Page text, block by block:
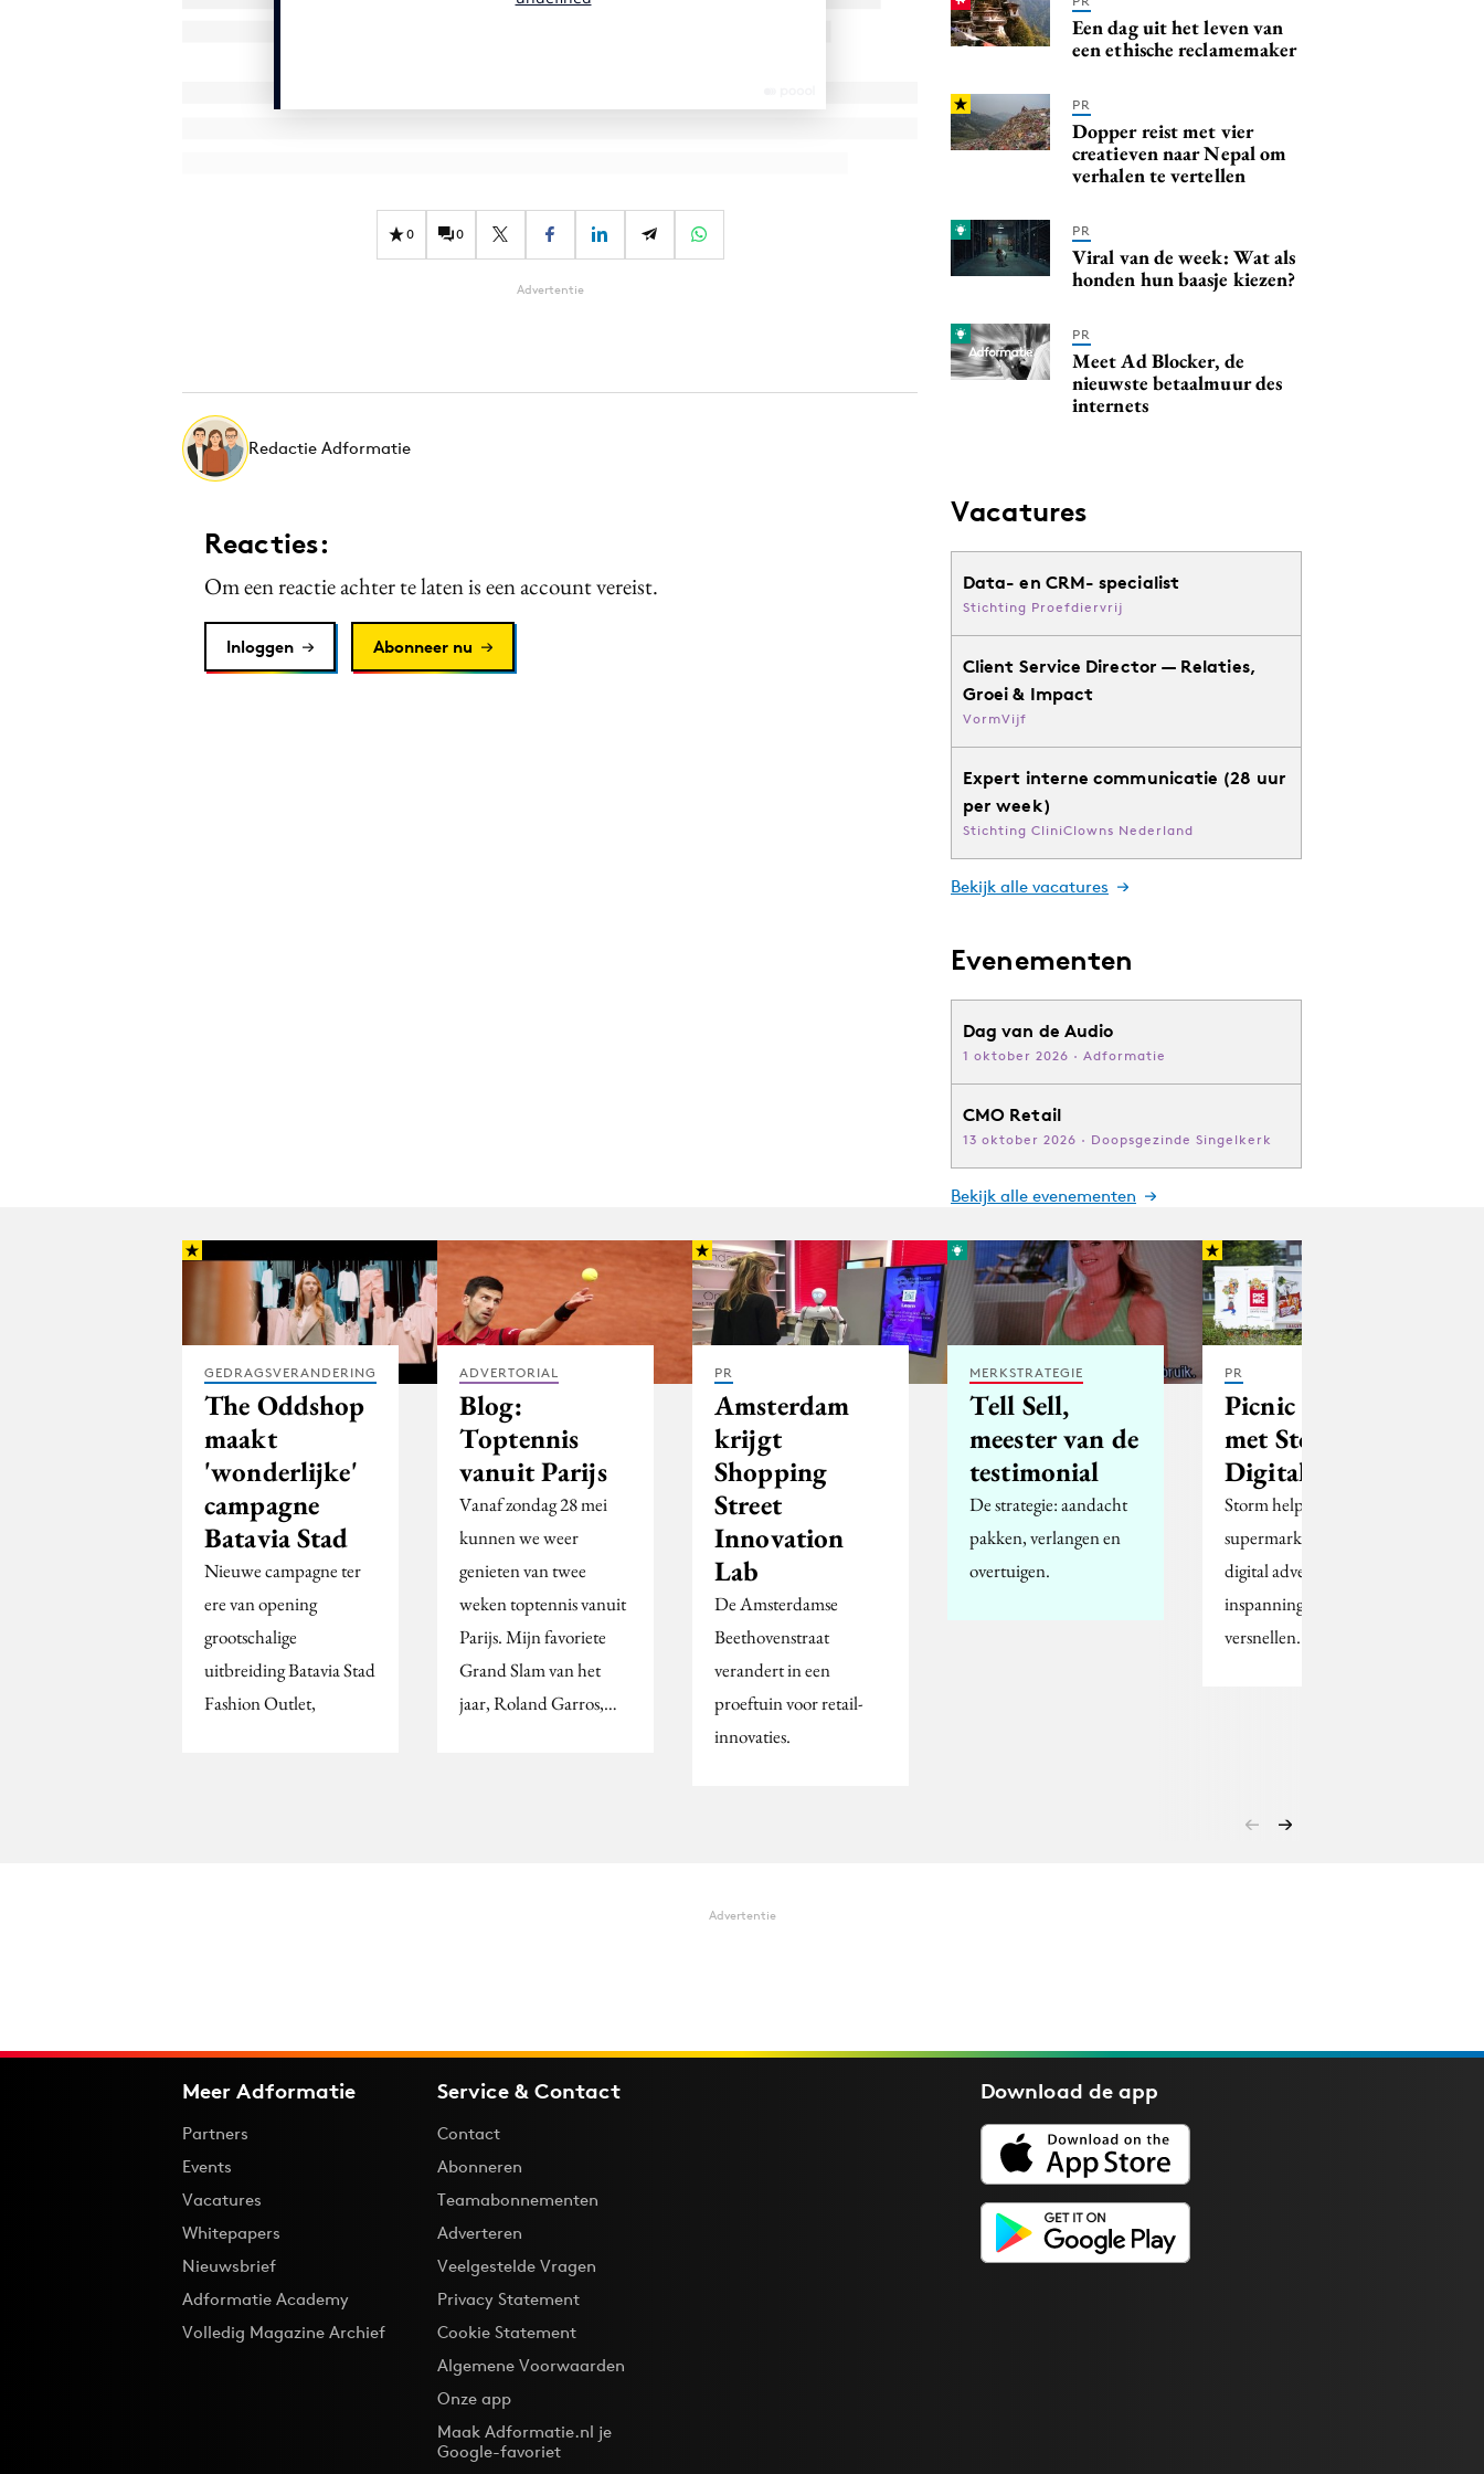
0 0
Advertentie
Redactie Adformatie
Reacties:
Om een reactie achter te laten is een account vereist.
Inloggen Abonneer nu
Een dag uit het leven van
een ethische reclamemaker
PR
Dopper reist met vier
creatieven naar Nepal om
verhalen te vertellen
PR
Viral van de week: Wat als
honden hun baasje kiezen?
PR
Meet Ad Blocker, de
nieuwste betaalmuur des
internets
Vacatures
Data- en CRM- specialist
Stichting Proefdiervrij
Client Service Director — Relaties,
Groei & Impact
VormVijf
Expert interne communicatie (28 uur
per week)
Stichting CliniClowns Nederland
Bekijk alle vacatures
Evenementen
Dag van de Audio
1 oktober 2026 · Adformatie
CMO Retail
13 oktober 2026 · Doopsgezinde Singelkerk
Bekijk alle evenementen
GEDRAGSVERANDERING
The Oddshop
maakt
'wonderlijke'
campagne
Batavia Stad
Nieuwe campagne ter
ere van opening
grootschalige
uitbreiding Batavia Stad
Fashion Outlet,
ADVERTORIAL
Blog:
Toptennis
vanuit Parijs
Vanaf zondag 28 mei
kunnen we weer
genieten van twee
weken toptennis vanuit
Parijs. Mijn favoriete
Grand Slam van het
jaar, Roland Garros,…
PR
Amsterdam
krijgt
Shopping
Street
Innovation
Lab
De Amsterdamse
Beethovenstraat
verandert in een
proeftuin voor retail-
innovaties.
MERKSTRATEGIE
Tell Sell,
meester van de
testimonial
De strategie: aandacht
pakken, verlangen en
overtuigen.
PR
Picnic gaat
met Storm
Digital in zee
Storm helpt online
supermarkt om de
digital advertisement
inspanningen te
versnellen.
Advertentie
Meer Adformatie
Partners
Events
Vacatures
Whitepapers
Nieuwsbrief
Adformatie Academy
Volledig Magazine Archief
Service & Contact
Contact
Abonneren
Teamabonnementen
Adverteren
Veelgestelde Vragen
Privacy Statement
Cookie Statement
Algemene Voorwaarden
Onze app
Maak Adformatie.nl je
Google-favoriet
Download deapp